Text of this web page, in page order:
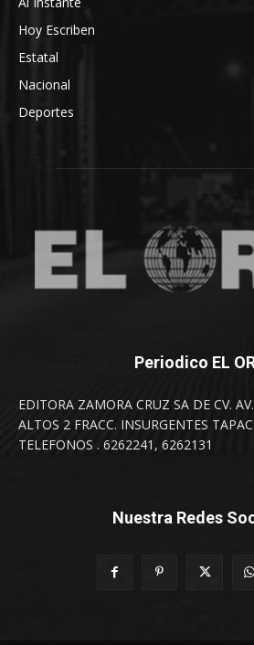
Hoy Escriben
Estatal
Nacional
Deportes
Periodico EL
EDITORA ZAMORA CRUZ SA DE CV.
ALTOS 2 FRACC. INSURGENTES
TELEFONOS . 6262241, 6262131
Nuestra Redes